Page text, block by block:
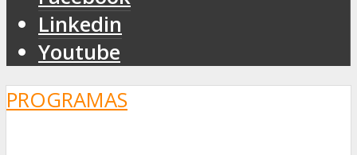
Linkedin
Youtube
PROGRAMAS